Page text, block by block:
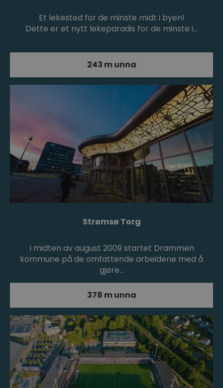
Et lekested for de minste midt i byen!
Dette er et nytt lekeparadis for de minste i…
243 m unna
Strømsø Torg
I midten av august 2009 startet Drammen
kommune på de omfattende arbeidene med å
gjøre…
378 m unna